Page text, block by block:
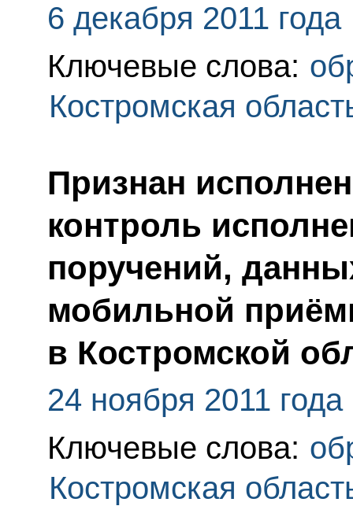
6 декабря 2011 года
Ключевые слова:
Костромская
Признан
контроль
поручений,
мобильной
в Костромской
24 ноября 2011 года
Ключевые слова:
Костромская